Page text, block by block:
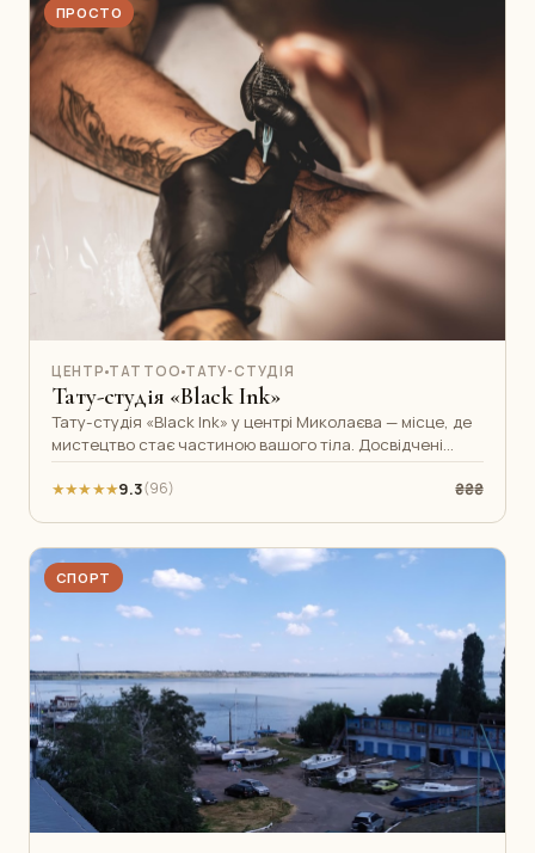
ПРОСТО
ЦЕНТР TATTOO ТАТУ-СТУДІЯ
Тату-студія «Black Ink»
Тату-студія «Black Ink» у центрі Миколаєва — місце, де
мистецтво стає частиною вашого тіла. Досвідчені
майстри працюють у різних с
★★★★★9.3(96) ₴₴₴
СПОРТ